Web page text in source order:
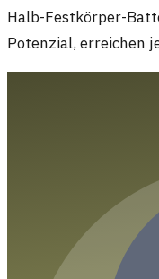
Halb-Festkörper-
Potenzial, erreichen
Effizienz. Experten